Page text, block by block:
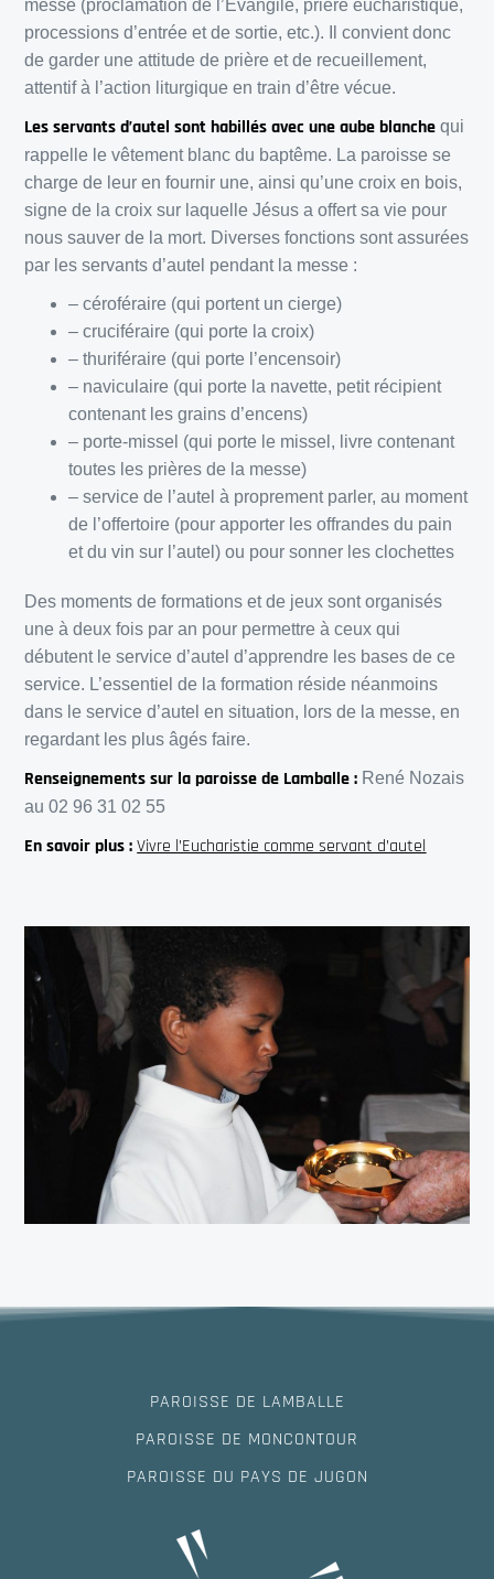
messe (proclamation de l’Évangile, prière eucharistique,
processions d’entrée et de sortie, etc.). Il convient donc
de garder une attitude de prière et de recueillement,
attentif à l’action liturgique en train d’être vécue.
Les servants d’autel sont habillés avec une aube blanche qui
rappelle le vêtement blanc du baptême. La paroisse se
charge de leur en fournir une, ainsi qu’une croix en bois,
signe de la croix sur laquelle Jésus a offert sa vie pour
nous sauver de la mort. Diverses fonctions sont assurées
par les servants d’autel pendant la messe :
– céroféraire (qui portent un cierge)
– cruciféraire (qui porte la croix)
– thuriféraire (qui porte l’encensoir)
– naviculaire (qui porte la navette, petit récipient
contenant les grains d’encens)
– porte-missel (qui porte le missel, livre contenant
toutes les prières de la messe)
– service de l’autel à proprement parler, au moment
de l’offertoire (pour apporter les offrandes du pain
et du vin sur l’autel) ou pour sonner les clochettes
Des moments de formations et de jeux sont organisés
une à deux fois par an pour permettre à ceux qui
débutent le service d’autel d’apprendre les bases de ce
service. L’essentiel de la formation réside néanmoins
dans le service d’autel en situation, lors de la messe, en
regardant les plus âgés faire.
Renseignements sur la paroisse de Lamballe : René Nozais
au 02 96 31 02 55
En savoir plus : Vivre l’Eucharistie comme servant d’autel
PAROISSE DE LAMBALLE
PAROISSE DE MONCONTOUR
PAROISSE DU PAYS DE JUGON